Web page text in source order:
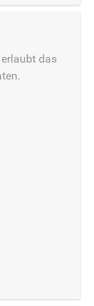
das